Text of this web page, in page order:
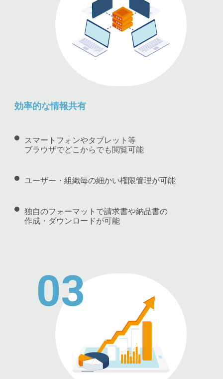
効率的な情報共有
スマートフォンやタブレット等
ブラウザでどこからでも閲覧可能
ユーザー・組織毎の細かい権限管理が可能
独自のフォーマットで請求書や納品書の
作成・ダウンロードが可能
03